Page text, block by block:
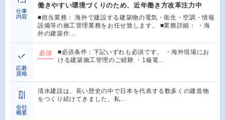
仕事
内容
働きやすい環境づくりのため、近年働き方改革注力中
■担当業務： 海外で建設する建築物の電気・衛生・空調・情報
設備等の施工管理業務をお任せ致します。 ■業務詳細： ・海
外の建築作…
応募
資格
必須
■必須条件：下記いずれも必須です。 ・海外現場にお
ける建築施工管理のご経験 ・1級電…
会社
概要
清水建設は、長い歴史の中で日本を代表する数多くの建造物
をつくり続けてきました。私…